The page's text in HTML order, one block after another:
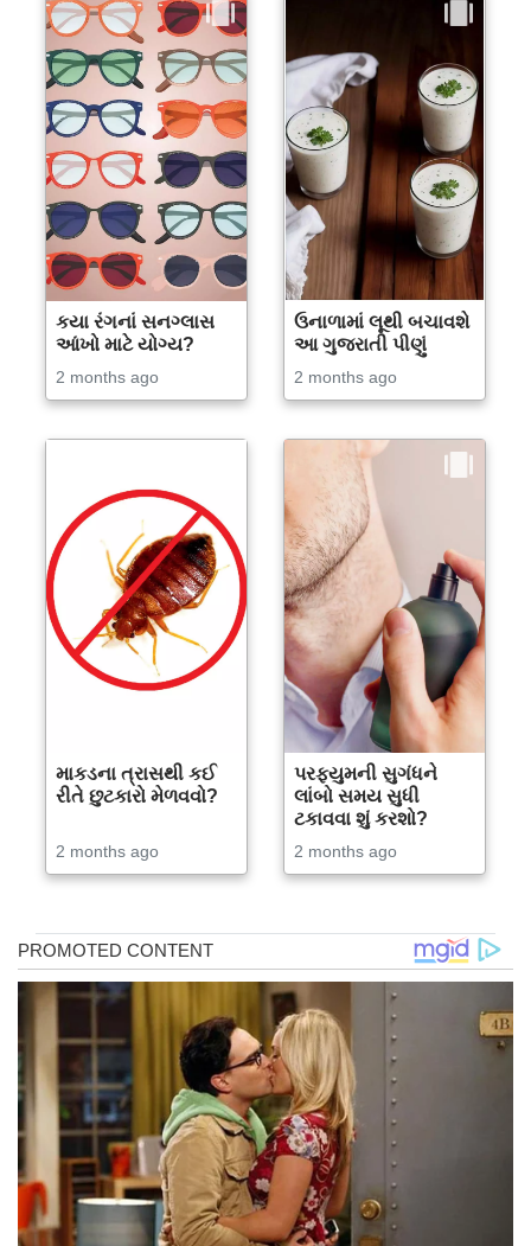
કયા રંગનાં સનગ્લાસ
આંખો માટે યોગ્ય?
2 months ago
ઉનાળામાં લૂથી બચાવશે
આ ગુજરાતી પીણું
2 months ago
માકડના ત્રાસથી કઈ
રીતે છુટકારો મેળવવો?
2 months ago
પરફ્યુમની સુગંધને
લાંબો સમય સુધી
ટકાવવા શું કરશો?
2 months ago